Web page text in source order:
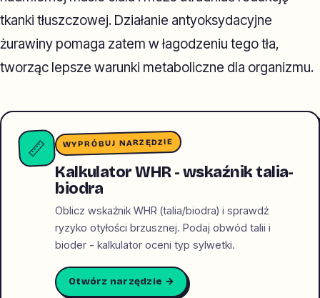
tkanki tłuszczowej. Działanie antyoksydacyjne
żurawiny pomaga zatem w łagodzeniu tego tła,
tworząc lepsze warunki metaboliczne dla organizmu.
📏 WYPRÓBUJ NARZĘDZIE
Kalkulator WHR - wskaźnik talia-
biodra
Oblicz wskaźnik WHR (talia/biodra) i sprawdź
ryzyko otyłości brzusznej. Podaj obwód talii i
bioder - kalkulator oceni typ sylwetki.
Otwórz narzędzie →